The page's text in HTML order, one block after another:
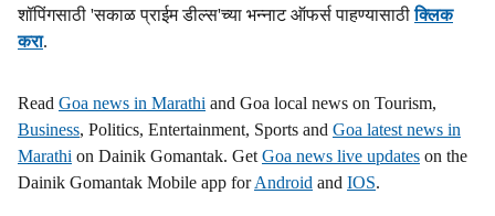
शॉपिंगसाठी 'सकाळ प्राईम डील्स'च्या भन्नाट ऑफर्स पाहण्यासाठीक्लिक
करा.
Read Goa news in Marathi and Goa local news on Tourism,
Business, Politics, Entertainment, Sports and Goa latest news in
Marathi on Dainik Gomantak. Get Goa news live updates on the
Dainik Gomantak Mobile app forAndroid and IOS.